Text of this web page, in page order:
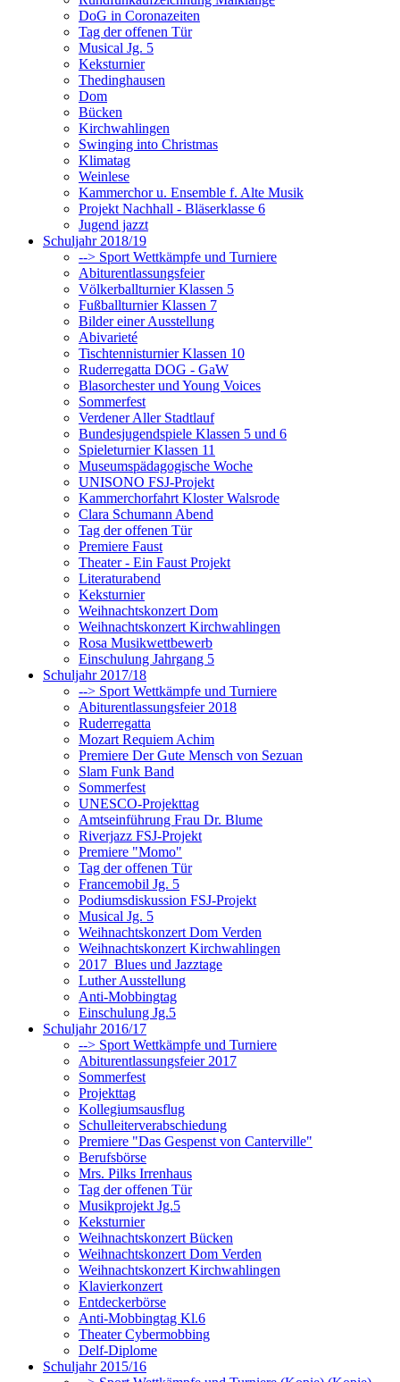
DoG in Coronazeiten
Tag der offenen Tür
Musical Jg. 5
Keksturnier
Thedinghausen
Dom
Bücken
Kirchwahlingen
Swinging into Christmas
Klimatag
Weinlese
Kammerchor u. Ensemble f. Alte Musik
Projekt Nachhall - Bläserklasse 6
Jugend jazzt
Schuljahr 2018/19
--> Sport Wettkämpfe und Turniere
Abiturentlassungsfeier
Völkerballturnier Klassen 5
Fußballturnier Klassen 7
Bilder einer Ausstellung
Abivarieté
Tischtennisturnier Klassen 10
Ruderregatta DOG - GaW
Blasorchester und Young Voices
Sommerfest
Verdener Aller Stadtlauf
Bundesjugendspiele Klassen 5 und 6
Spieleturnier Klassen 11
Museumspädagogische Woche
UNISONO FSJ-Projekt
Kammerchorfahrt Kloster Walsrode
Clara Schumann Abend
Tag der offenen Tür
Premiere Faust
Theater - Ein Faust Projekt
Literaturabend
Keksturnier
Weihnachtskonzert Dom
Weihnachtskonzert Kirchwahlingen
Rosa Musikwettbewerb
Einschulung Jahrgang 5
Schuljahr 2017/18
--> Sport Wettkämpfe und Turniere
Abiturentlassungsfeier 2018
Ruderregatta
Mozart Requiem Achim
Premiere Der Gute Mensch von Sezuan
Slam Funk Band
Sommerfest
UNESCO-Projekttag
Amtseinführung Frau Dr. Blume
Riverjazz FSJ-Projekt
Premiere "Momo"
Tag der offenen Tür
Francemobil Jg. 5
Podiumsdiskussion FSJ-Projekt
Musical Jg. 5
Weihnachtskonzert Dom Verden
Weihnachtskonzert Kirchwahlingen
2017_Blues und Jazztage
Luther Ausstellung
Anti-Mobbingtag
Einschulung Jg.5
Schuljahr 2016/17
--> Sport Wettkämpfe und Turniere
Abiturentlassungsfeier 2017
Sommerfest
Projekttag
Kollegiumsausflug
Schulleiterverabschiedung
Premiere "Das Gespenst von Canterville"
Berufsbörse
Mrs. Pilks Irrenhaus
Tag der offenen Tür
Musikprojekt Jg.5
Keksturnier
Weihnachtskonzert Bücken
Weihnachtskonzert Dom Verden
Weihnachtskonzert Kirchwahlingen
Klavierkonzert
Entdeckerbörse
Anti-Mobbingtag Kl.6
Theater Cybermobbing
Delf-Diplome
Schuljahr 2015/16